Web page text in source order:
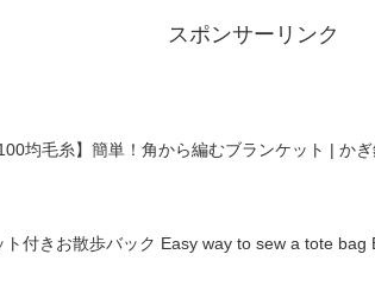
スポンサーリンク
100均毛糸】簡単！角から編むブランケット | か
ト付きお散歩バック Easy way to sew a tote bag